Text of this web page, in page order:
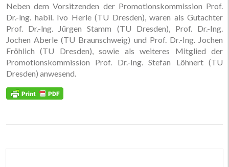
Neben dem Vorsitzenden der Promotionskommission Prof.
Dr.-lng. habil. Ivo Herle (TU Dresden), waren als Gutachter
Prof. Dr.-lng. Jürgen Stamm (TU Dresden), Prof. Dr.-Ing.
Jochen Aberle (TU Braunschweig) und Prof. Dr.-Ing. Jochen
Fröhlich (TU Dresden), sowie als weiteres Mitglied der
Promotionskommission Prof. Dr.-Ing. Stefan Löhnert (TU
Dresden) anwesend.